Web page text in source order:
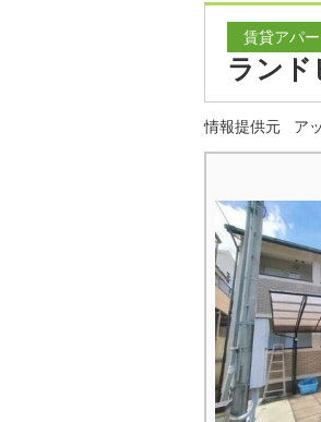
賃貸アパー
ランド
情報提供元 ア